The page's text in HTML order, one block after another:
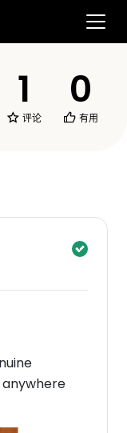
1
评论
0
有用